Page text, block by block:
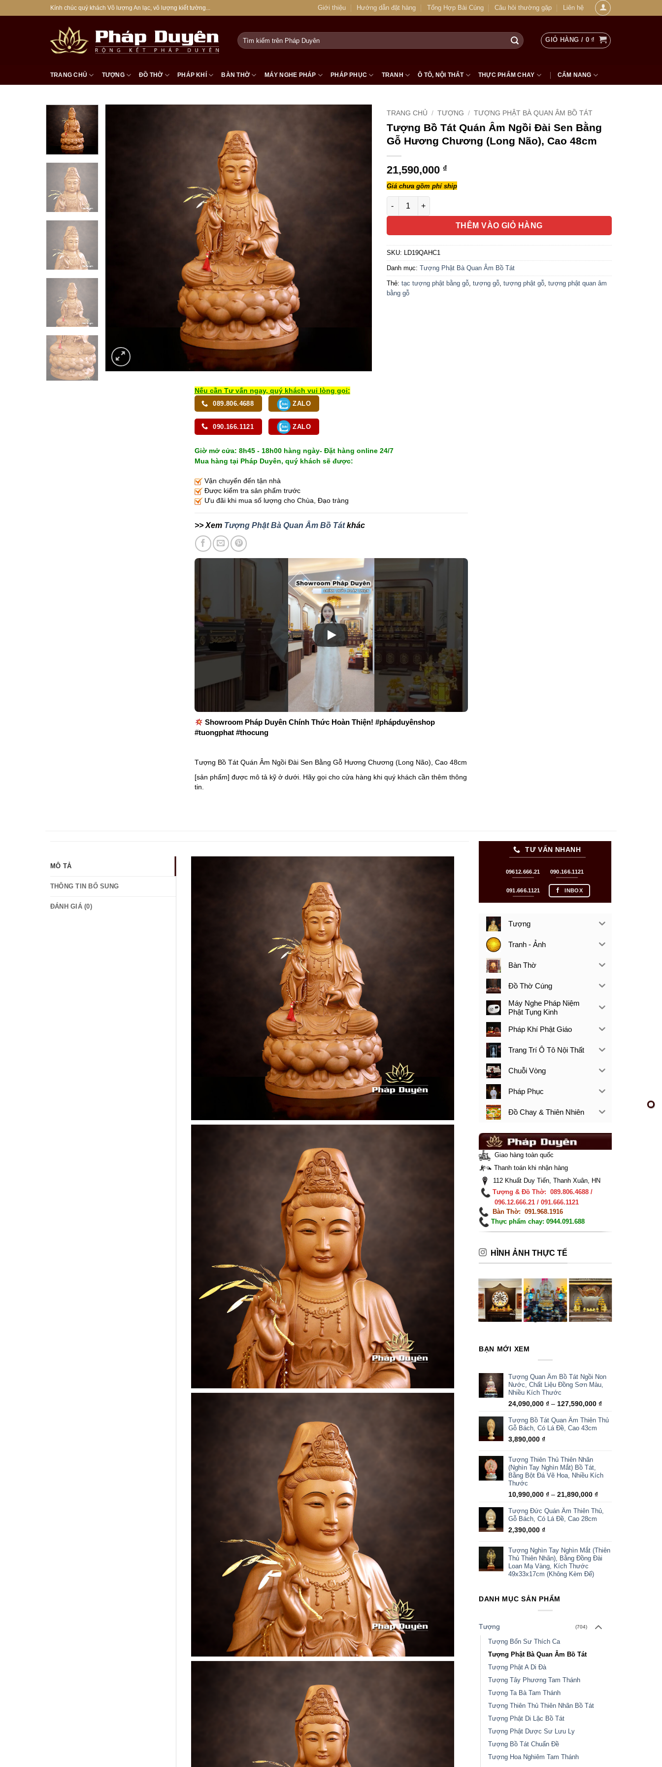
qua
Kính chúc quý khách Vô lượng An lạc, vô lượng kiết tường... Giới thiệu Hướng dẫn đặt hàng Tổng Hợp Bài Cúng Câu hỏi thường gặp Liên hệ
Tìm
kiếm:
GIỎ HÀNG / 0₫
TRANG CHỦ TƯỢNG ĐỒ THỜ PHÁP KHÍ BÀN THỜ MÁY NGHE PHÁP PHÁP PHỤC TRANH Ô TÔ, NỘI THẤT THỰC PHẨM CHAY CẨM NANG
TRANG CHỦ / TƯỢNG / TƯỢNG PHẬT BÀ QUAN ÂM BỒ TÁT
Tượng Bồ Tát Quán Âm Ngồi Đài Sen Bằng
Gỗ Hương Chương (Long Não), Cao 48cm
21,590,000 ₫
Giá chưa gồm phí ship
Tượng Bồ Tát Quán Âm Ngồi Đài Sen Bằng Gỗ Hương Chương (Long Não), Cao
THÊM VÀO GIỎ HÀNG
SKU: LD19QAHC1
Danh mục: Tượng Phật Bà Quan Âm Bồ Tát
Thẻ: tạc tượng phật bằng gỗ, tượng gỗ, tượng phật gỗ, tượng phật quan âm
bằng gỗ
Nếu cần Tư vấn ngay, quý khách vui lòng gọi:
089.806.4688 ZALO
090.166.1121 ZALO
Giờ mở cửa: 8h45 - 18h00 hàng ngày- Đặt hàng online 24/7
Mua hàng tại Pháp Duyên, quý khách sẽ được:
Vận chuyển đến tận nhà
Được kiểm tra sản phẩm trước
Ưu đãi khi mua số lượng cho Chùa, Đạo tràng
>> Xem Tượng Phật Bà Quan Âm Bồ Tátkhác
Showroom Pháp Duyên Chính Thức Hoàn Thiện! #phápduyênshop
#tuongphat #thocung
Tượng Bồ Tát Quán Âm Ngồi Đài Sen Bằng Gỗ Hương Chương (Long Não), Cao 48cm
[sản phẩm] được mô tả kỹ ở dưới. Hãy gọi cho cửa hàng khi quý khách cần thêm thông
tin.
MÔ TẢ
THÔNG TIN BỔ SUNG
ĐÁNH GIÁ (0)
TƯ VẤN NHANH
09612.666.21 090.166.1121
091.666.1121 INBOX
Tượng
Tranh - Ảnh
Bàn Thờ
Đồ Thờ Cúng
Máy Nghe Pháp Niệm
Phật Tụng Kinh
Pháp Khí Phật Giáo
Trang Trí Ô Tô Nội Thất
Chuỗi Vòng
Pháp Phục
Đồ Chay & Thiên Nhiên
Giao hàng toàn quốc
Thanh toán khi nhận hàng
112 Khuất Duy Tiến, Thanh Xuân, HN
Tượng & Đồ Thờ: 089.806.4688 /
096.12.666.21 / 091.666.1121
Bàn Thờ: 091.968.1916
Thực phẩm chay: 0944.091.688
HÌNH ẢNH THỰC TẾ
BẠN MỚI XEM
Tượng Quan Âm Bồ Tát Ngồi Non
Nước, Chất Liệu Đồng Sơn Màu,
Nhiều Kích Thước
24,090,000 ₫ – 127,590,000 ₫Khoảng
từ
Tượng Bồ Tát Quan Âm Thiên Thủ
Gỗ Bách, Có Lá Đề, Cao 43cm
3,890,000 ₫
Tượng Thiên Thủ Thiên Nhãn
(Nghìn Tay Nghìn Mắt) Bồ Tát,
Bằng Bột Đá Vẽ Hoa, Nhiều Kích
Thước
10,990,000 ₫ – 21,890,000 ₫Khoảng
từ
Tượng Đức Quán Âm Thiên Thủ,
Gỗ Bách, Có Lá Đề, Cao 28cm
2,390,000 ₫
Tượng Nghìn Tay Nghìn Mắt (Thiên
Thủ Thiên Nhãn), Bằng Đồng Đài
Loan Mạ Vàng, Kích Thước
49x33x17cm (Không Kèm Đế)
DANH MỤC SẢN PHẨM
Tượng (704)
Tượng Bổn Sư Thích Ca
Tượng Phật Bà Quan Âm Bồ Tát
Tượng Phật A Di Đà
Tượng Tây Phương Tam Thánh
Tượng Ta Bà Tam Thánh
Tượng Thiên Thủ Thiên Nhãn Bồ Tát
Tượng Phật Di Lặc Bồ Tát
Tượng Phật Dược Sư Lưu Ly
Tượng Bồ Tát Chuẩn Đề
Tượng Hoa Nghiêm Tam Thánh